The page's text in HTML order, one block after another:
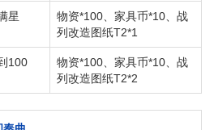
星
物资*100、家具币*10、战
列改造图纸T2*1
100
物资*100、家具币*10、战
列改造图纸T2*2